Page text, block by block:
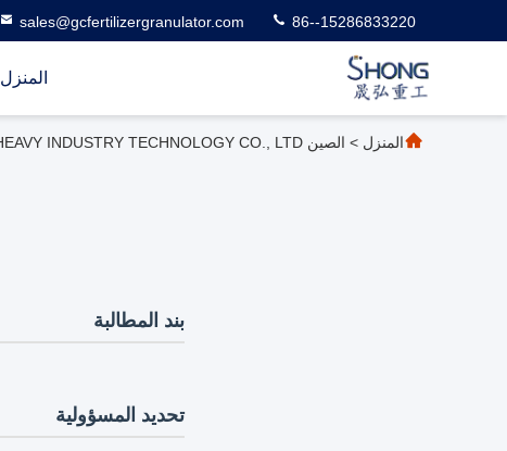
sales@gcfertilizergranulator.com 86--15286833220
المنزل
المنزل > الصين ZHENGZHOU SHENGHONG HEAVY INDUSTRY TECHNOLOGY CO., LTD. سياسة الخصوصية
بند المطالبة
تحديد المسؤولية